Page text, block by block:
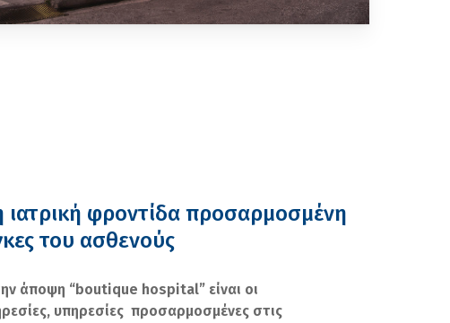
ιατρική φροντίδα προσαρμοσμένη
του ασθενούς
άποψη “boutique hospital” είναι οι
υπηρεσίες προσαρμοσμένες στις